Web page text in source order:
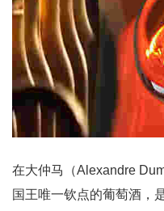
在大仲马（Alexandre
国王唯一钦点的葡萄酒，